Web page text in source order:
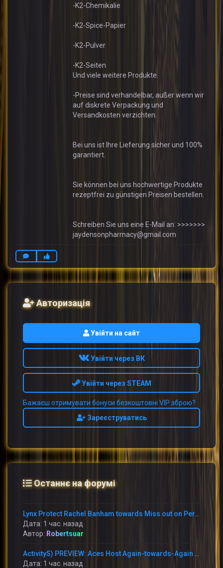
-K2-Chemikalie
-K2-Spice-Papier
-K2-Pulver
-K2-Seiten
Und viele weitere Produkte
-Preise sind verhandelbar, außer wenn wir
auf diskrete Verpackung und
Versandkosten verzichten.
Bei uns ist Ihre Lieferung sicher und 100%
garantiert.
Sie können bei uns hochwertige Produkte
rezeptfrei zu günstigen Preisen bestellen.
Schreiben Sie uns eine E-Mail an: >>>>>>>
jaydensonpharmacy@gmail.com
Авторизація
Увійти на сайт
Увійти через ВК
Увійти через STEAM
Бажаєш отримувати бонуси безкоштовні VIP зброю?
Зареєструватись
Останнє на форумі
Дата: 1 час. назад
Автор: Robertsuar
Дата: 1 час. назад